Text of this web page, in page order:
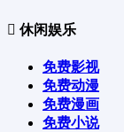
休闲娱乐
免费影视
免费动漫
免费漫画
免费小说